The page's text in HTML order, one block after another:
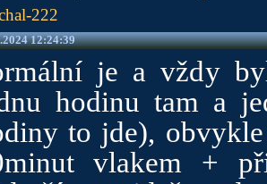
222
12:24:39
je a vždy
hodinu tam a
to jde),
vlakem +